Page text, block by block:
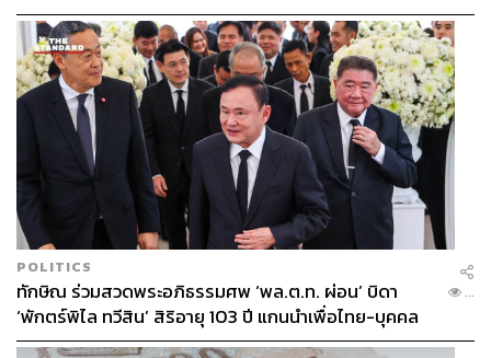
POLITICS
ทักษิณ ร่วมสวดพระอภิธรรมศพ ‘พล.ต.ท. ผ่อน’ บิดา
‘พักตร์พิไล ทวีสิน’ สิริอายุ 103 ปี แกนนำเพื่อไทย-บุคคล
หลากวงการร่วมอาลัย
...